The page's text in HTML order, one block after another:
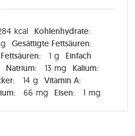
kcal
Kohlenhydrate:
g
Gesättigte Fettsäuren:
1 g
Einfach
Natrium: 13 mg
Kalium:
14 g
Vitamin A:
66 mg Eisen: 1 mg